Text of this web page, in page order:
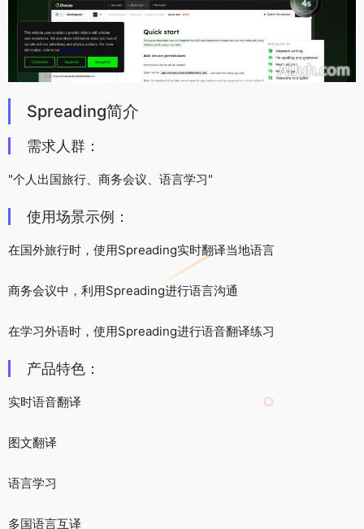
Spreading简介
需求人群：
"个人出国旅行、商务会议、语言学习"
使用场景示例：
在国外旅行时，使用Spreading实时翻译当地语言
商务会议中，利用Spreading进行语言沟通
在学习外语时，使用Spreading进行语音翻译练习
产品特色：
实时语音翻译
图文翻译
语言学习
多国语言互译